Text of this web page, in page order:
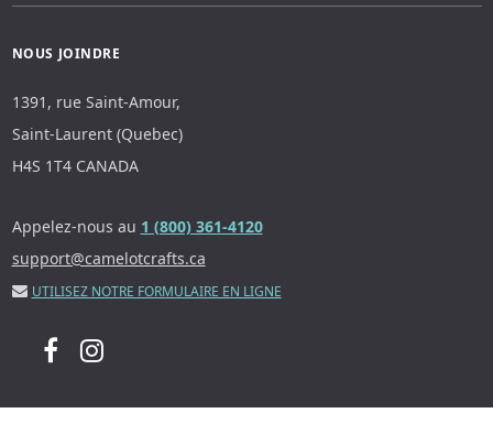
NOUS JOINDRE
1391, rue Saint-Amour,
Saint-Laurent (Quebec)
H4S 1T4 CANADA
Appelez-nous au 1 (800) 361-4120
support@camelotcrafts.ca
UTILISEZ NOTRE FORMULAIRE EN LIGNE